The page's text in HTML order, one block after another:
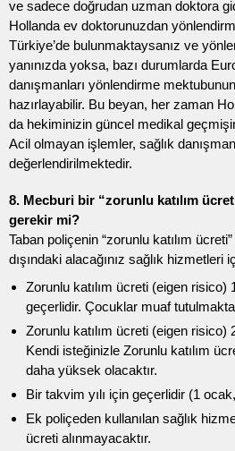
ve sadece doğrudan uzman doktora
Hollanda ev doktorunuzdan
Türkiye’de bulunmaktaysanız ve
yanınızda yoksa, bazı durumlarda
danışmanları yönlendirme
hazırlayabilir. Bu beyan, her zaman
da hekiminizin güncel medikal
Acil olmayan işlemler, sağlık
değerlendirilmektedir.
8. Mecburi bir “zorunlu katılım
gerekir mi?
Taban poliçenin “zorunlu katılım
dışındaki alacağınız sağlık hizmetleri
Zorunlu katılım ücreti (eigen risico)
geçerlidir. Çocuklar muaf
Zorunlu katılım ücreti (eigen risico)
Kendi isteğinizle Zorunlu katılım
daha yüksek olacaktır.
Bir takvim yılı için geçerlidir (1
Ek poliçeden kullanılan sağlık
ücreti alınmayacaktır.